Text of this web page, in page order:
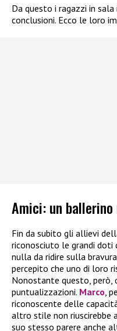
Da questo i ragazzi in
conclusioni. Ecco le loro
Amici: un
Fin da subito gli allievi
riconosciuto le grandi doti
nulla da ridire sulla
percepito che uno di loro
Nonostante questo, però,
puntualizzazioni. Marco,
riconoscente delle
altro stile non riuscirebbe
suo stesso parere anche